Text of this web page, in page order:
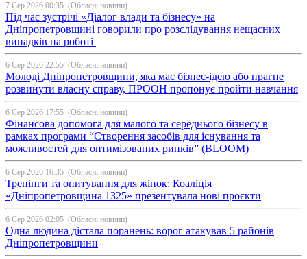
7 Сер 2026 00:35 (Обласні новини)
Під час зустрічі «Діалог влади та бізнесу» на
Дніпропетровщині говорили про розслідування нещасних
випадків на роботі
6 Сер 2026 22:55 (Обласні новини)
Молоді Дніпропетровщини, яка має бізнес-ідею або прагне
розвинути власну справу, ПРООН пропонує пройти навчання
6 Сер 2026 17:55 (Обласні новини)
Фінансова допомога для малого та середнього бізнесу в
рамках програми “Створення засобів для існування та
можливостей для оптимізованих ринків” (BLOOM)
6 Сер 2026 16:35 (Обласні новини)
Тренінги та опитування для жінок: Коаліція
«Дніпропетровщина 1325» презентувала нові проєкти
6 Сер 2026 02:05 (Обласні новини)
Одна людина дістала поранень: ворог атакував 5 районів
Дніпропетровщини